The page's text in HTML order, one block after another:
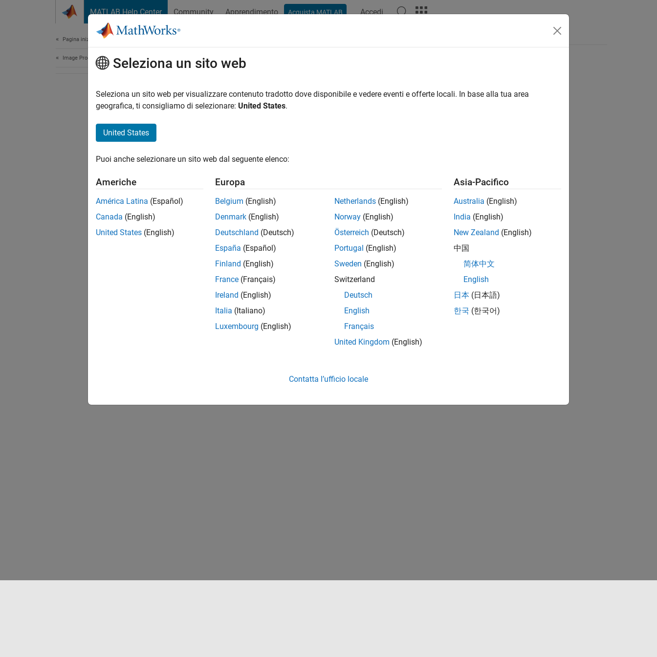
MATLAB Help Center Community Apprendimento Acquista MATLAB Accedi
Pagina iniziale della documentazione
Image Processing and Computer VisionSeleziona un sito web
Seleziona un sito web per visualizzare contenuto tradotto dove disponibile e vedere eventi e offerte locali. In base alla tua area
geografica, ti consigliamo di selezionare: United States.
United States
Puoi anche selezionare un sito web dal seguente elenco:
Americhe
América Latina (Español)
Canada (English)
United States (English)
Europa
Belgium (English)
Denmark (English)
Deutschland (Deutsch)
España (Español)
Finland (English)
France (Français)
Ireland (English)
Italia (Italiano)
Luxembourg (English)
Netherlands (English)
Norway (English)
Österreich (Deutsch)
Portugal (English)
Sweden (English)
Switzerland
Deutsch
English
Français
United Kingdom (English)
Asia-Pacifico
Australia (English)
India (English)
New Zealand (English)
中国
简体中文
English
日本 (日本語)
한국 (한국어)
Contatta l’ufficio locale